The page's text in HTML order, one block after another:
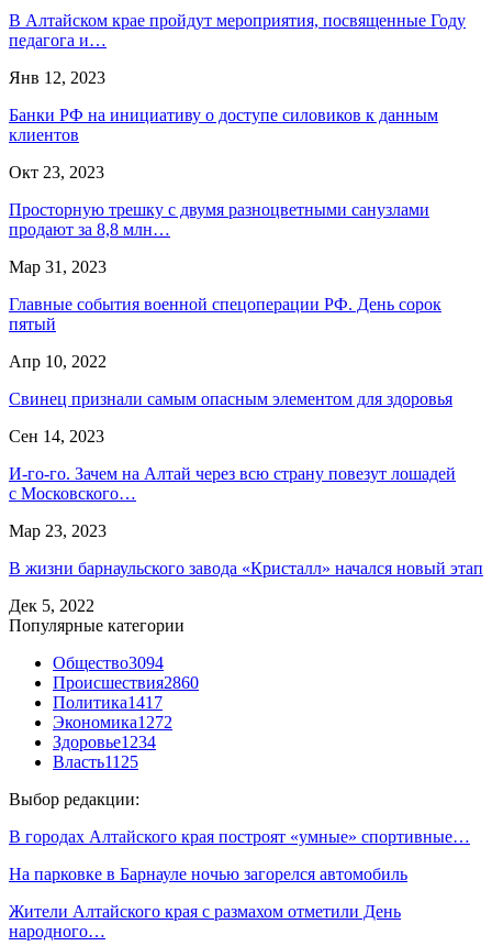
В Алтайском крае пройдут мероприятия, посвященные Году
педагога и…
Янв 12, 2023
Банки РФ на инициативу о доступе силовиков к данным
клиентов
Окт 23, 2023
Просторную трешку с двумя разноцветными санузлами
продают за 8,8 млн…
Мар 31, 2023
Главные события военной спецоперации РФ. День сорок
пятый
Апр 10, 2022
Свинец признали самым опасным элементом для здоровья
Сен 14, 2023
И-го-го. Зачем на Алтай через всю страну повезут лошадей
с Московского…
Мар 23, 2023
В жизни барнаульского завода «Кристалл» начался новый этап
Дек 5, 2022
Популярные категории
Общество3094
Происшествия2860
Политика1417
Экономика1272
Здоровье1234
Власть1125
Выбор редакции:
В городах Алтайского края построят «умные» спортивные…
На парковке в Барнауле ночью загорелся автомобиль
Жители Алтайского края с размахом отметили День
народного…